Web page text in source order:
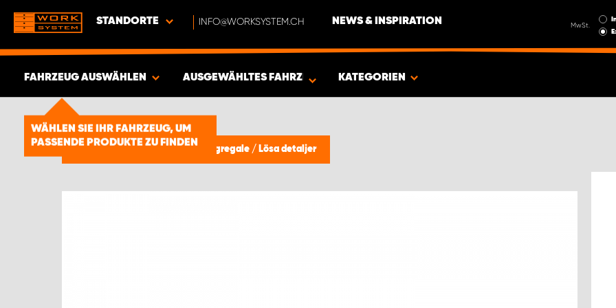
STANDORTE INFO@WORKSYSTEM.CH NEWS & INSPIRATION MwSt.
FAHRZEUG AUSWÄHLEN
WÄHLEN SIE IHR FAHRZEUG, UM
PASSENDE PRODUKTE ZU FINDEN
ERGEBNISSE ANZEIGEN -1847
ARTIKEL
AUSGEWÄHLTES FAHRZEUG KATEGORIEN
Fahrzeugeinrichtung & Fahrzeugregale / Lösa detaljer